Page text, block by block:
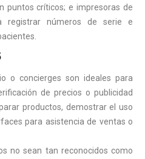
puntos críticos; e impresoras de
registrar números de serie e
o concierges son ideales para
de precios o publicidad
productos, demostrar el uso
para asistencia de ventas o
no sean tan reconocidos como